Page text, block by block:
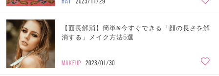
【面長解消】簡単&今すぐできる「顔の長さを解
消する」メイク方法5選
MAKEUP 2023/01/30